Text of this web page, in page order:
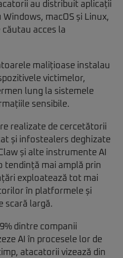
au distribuit aplicații
Windows, macOS și Linux,
acces la
malițioase instalau
victimelor,
lung la sistemele
sensibile.
realizate de cercetătorii
și infostealers deghizate
și alte instrumente AI
tendință mai amplă prin
exploatează tot mai
în platformele și
scară largă.
dintre companii
AI în procesele lor de
atacatorii vizează din